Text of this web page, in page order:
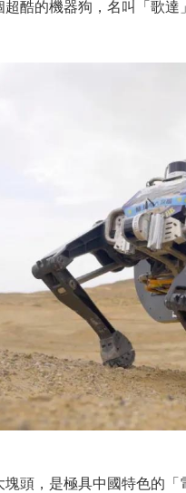
酷的機器狗，名叫「歌達
頭，是極具中國特色的「